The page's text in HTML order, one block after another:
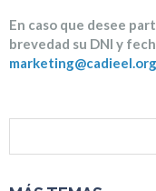
En caso que desee
brevedad su DNI y